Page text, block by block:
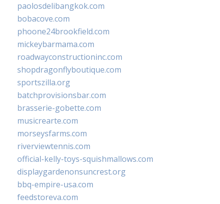
paolosdelibangkok.com
bobacove.com
phoone24brookfield.com
mickeybarmama.com
roadwayconstructioninc.com
shopdragonflyboutique.com
sportszilla.org
batchprovisionsbar.com
brasserie-gobette.com
musicrearte.com
morseysfarms.com
riverviewtennis.com
official-kelly-toys-squishmallows.com
displaygardenonsuncrest.org
bbq-empire-usa.com
feedstoreva.com